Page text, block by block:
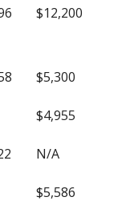
$12,200
$5,300
$4,955
N/A
$5,586